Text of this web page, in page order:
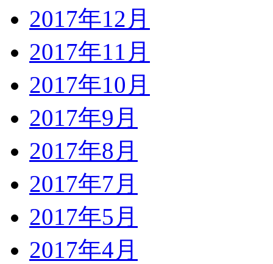
2017年12月
2017年11月
2017年10月
2017年9月
2017年8月
2017年7月
2017年5月
2017年4月